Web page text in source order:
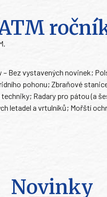
Bez vystavených novinek;
pohonu; Zbraňové
Radary pro pátou (a
letadel a vrtulníků; Mořští
Novinky